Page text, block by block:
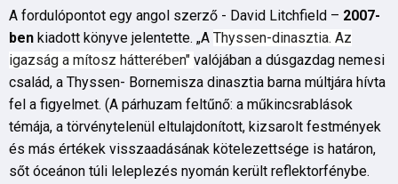
A fordulópontot egy angol szerző - David Litchfield – 2007-
ben kiadott könyve jelentette. „A Thyssen-dinasztia. Az
igazság a mítosz hátterében" valójában a dúsgazdag nemesi
család, a Thyssen- Bornemisza dinasztia barna múltjára hívta
fel a figyelmet. (A párhuzam feltűnő: a műkincsrablások
témája, a törvénytelenül eltulajdonított, kizsarolt festmények
és más értékek visszaadásának kötelezettsége is határon,
sőt óceánon túli leleplezés nyomán került reflektorfénybe.